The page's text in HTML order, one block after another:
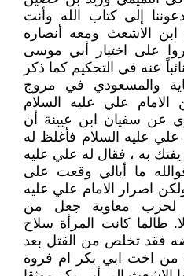
إلى كتاب الله وأنت
الاشعث ومعه أنصاره
على اختيار أبي موسى
عنه في التحكيم كما ذكر
والمسعودي في مروج
علي عليه السلام
عن سفيان ابن عيينة أن
عليه السلام فأغلظ له
به ، فقال له علي عليه
ما أبالي وقعت على
اصرار الامام علي عليه
لحرب معاوية جعل من
طالما كانت المرأة سلاح
فقد تخلص من القتل بعد
من اخت ابي بكر ام فروة